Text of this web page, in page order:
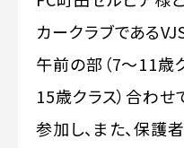
カークラブである
午前の部（7～11歳
15歳クラス）合わ
参加し、また、保護